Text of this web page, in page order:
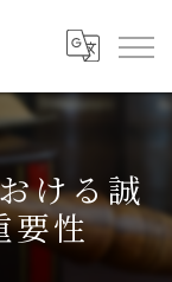
ける誠
要性